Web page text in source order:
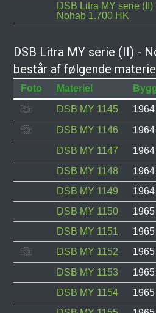
DSB Litra MY serie (II)
Nohab 1.700 HK
DSB Litra MY serie (II) -
består af følgende
Foto Materiel
DSB MY 1145
1964
DSB MY 1146
1964
DSB MY 1147
1964
DSB MY 1148
1964
DSB MY 1149
1964
DSB MY 1150
1965
DSB MY 1151
1965
DSB MY 1152
1965
DSB MY 1153
1965
DSB MY 1154
1965